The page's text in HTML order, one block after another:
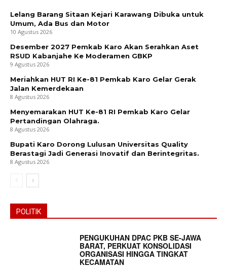
Lelang Barang Sitaan Kejari Karawang Dibuka untuk
Umum, Ada Bus dan Motor
10 Agustus 2026
Desember 2027 Pemkab Karo Akan Serahkan Aset
RSUD Kabanjahe Ke Moderamen GBKP
9 Agustus 2026
Meriahkan HUT RI Ke-81 Pemkab Karo Gelar Gerak
Jalan Kemerdekaan
8 Agustus 2026
Menyemarakan HUT Ke-81 RI Pemkab Karo Gelar
Pertandingan Olahraga.
8 Agustus 2026
Bupati Karo Dorong Lulusan Universitas Quality
Berastagi Jadi Generasi Inovatif dan Berintegritas.
8 Agustus 2026
POLITIK
PENGUKUHAN DPAC PKB SE-JAWA
BARAT, PERKUAT KONSOLIDASI
ORGANISASI HINGGA TINGKAT
KECAMATAN